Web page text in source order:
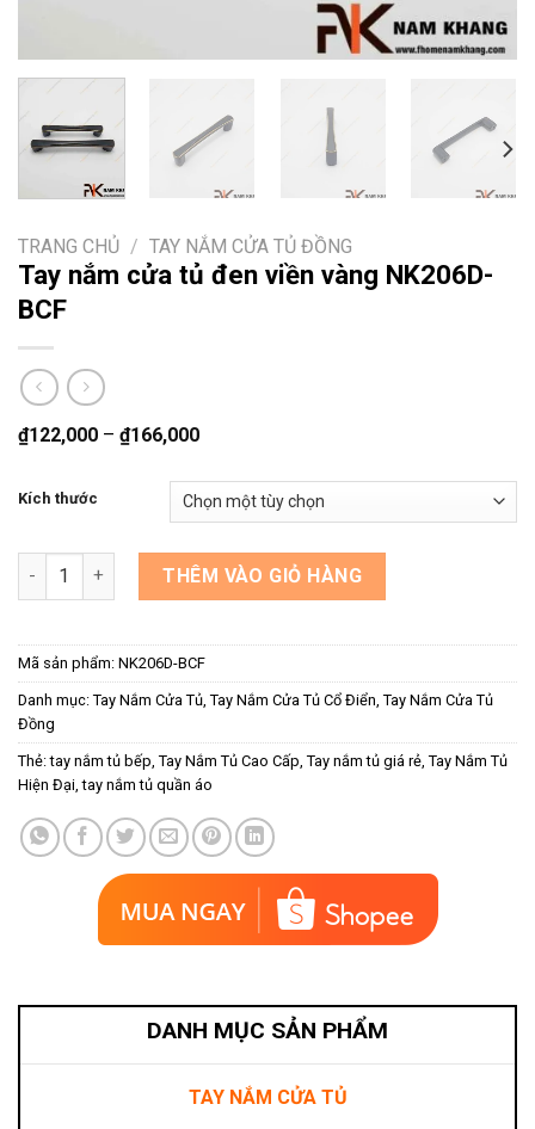
TRANG CHỦ / TAY NẮM CỬA TỦ ĐỒNG
Tay nắm cửa tủ đen viền vàng NK206D-
BCF
₫122,000 – ₫166,000
Kích thước
Tay nắm cửa tủ đen viền vàng NK206D-BCF số lượng
THÊM VÀO GIỎ HÀNG
Mã sản phẩm: NK206D-BCF
Danh mục: Tay Nắm Cửa Tủ Tay Nắm Cửa Tủ Cổ Điển Tay Nắm Cửa Tủ
Đồng
Thẻ:tay nắm tủ bếp Tay Nắm Tủ Cao Cấp Tay nắm tủ giá rẻ Tay Nắm Tủ
Hiện Đại ,tay nắm tủ quần áo
DANH MỤC SẢN PHẨM
TAY NẮM CỬA TỦ